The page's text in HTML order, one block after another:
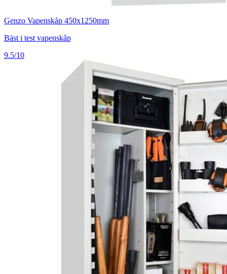
Genzo Vapenskåp 450x1250mm
Bäst i test vapenskåp
9.5/10